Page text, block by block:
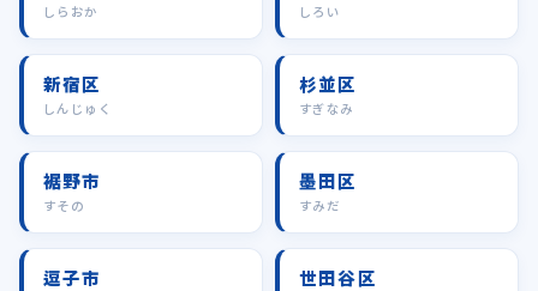
しらおか しろい
新宿区
しんじゅく
杉並区
すぎなみ
裾野市
すその
墨田区
すみだ
逗子市 世田谷区